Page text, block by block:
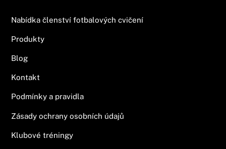
Nabídka členství fotbalových cvičení
Produkty
Blog
Kontakt
Podmínky a pravidla
Zásady ochrany osobních údajů
Klubové tréningy